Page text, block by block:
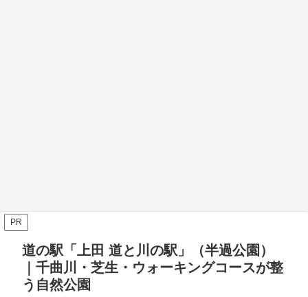
PR
道の駅「上田 道と川の駅」（半過公園）
｜千曲川・芝生・ウォーキングコースが整
う自然公園